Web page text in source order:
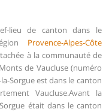
lieu de canton dans le
Provence-Alpes-Côte
à la communauté de
de Vaucluse (numéro
Sorgue est dans le canton
Vaucluse.Avant la
était dans le canton